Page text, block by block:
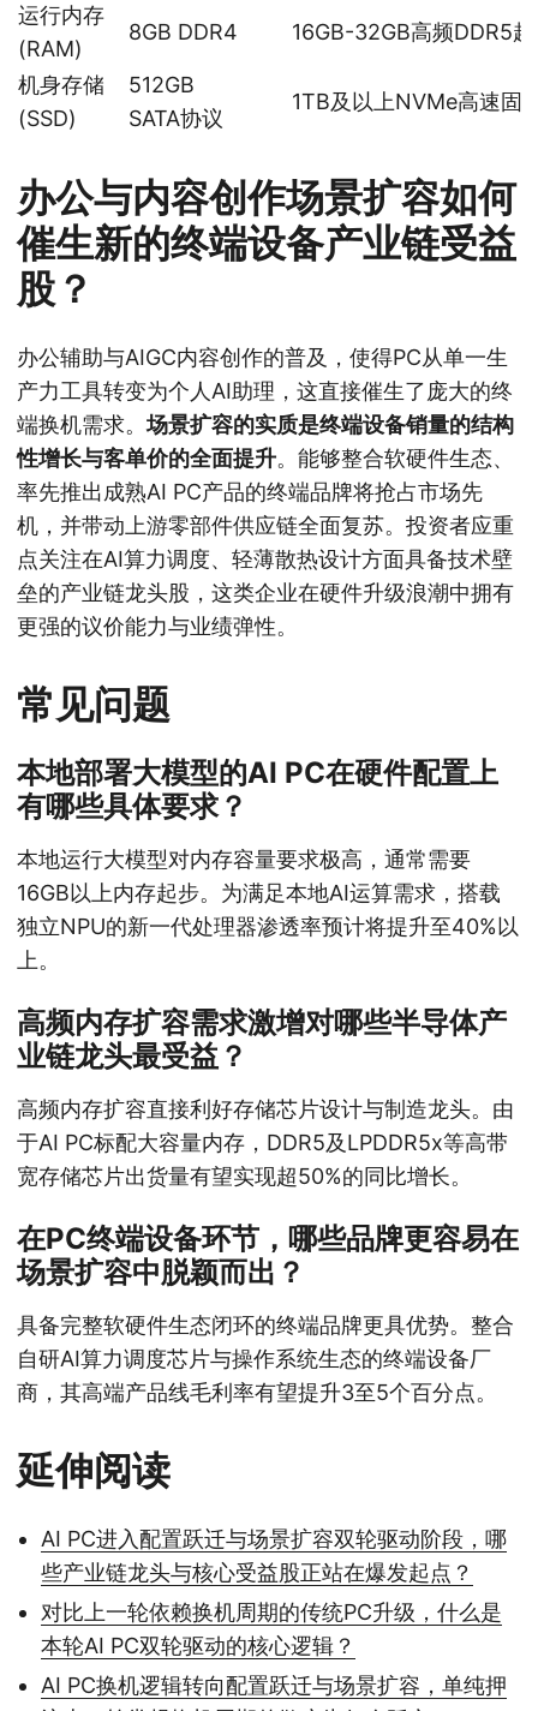
运行内存
(RAM)
8GB DDR4 16GB-32GB高频DDR5
机身存储
(SSD)
512GB
SATA协议
1TB及以上NVMe高速固
办公与内容创作场景扩容如何
催生新的终端设备产业链受益
股？
办公辅助与AIGC内容创作的普及，使得PC从单一生
产力工具转变为个人AI助理，这直接催生了庞大的终
端换机需求。场景扩容的实质是终端设备销量的结构
性增长与客单价的全面提升。能够整合软硬件生态、
率先推出成熟AI PC产品的终端品牌将抢占市场先
机，并带动上游零部件供应链全面复苏。投资者应重
点关注在AI算力调度、轻薄散热设计方面具备技术壁
垒的产业链龙头股，这类企业在硬件升级浪潮中拥有
更强的议价能力与业绩弹性。
常见问题
本地部署大模型的AI PC在硬件配置上
有哪些具体要求？
本地运行大模型对内存容量要求极高，通常需要
16GB以上内存起步。为满足本地AI运算需求，搭载
独立NPU的新一代处理器渗透率预计将提升至40%以
上。
高频内存扩容需求激增对哪些半导体产
业链龙头最受益？
高频内存扩容直接利好存储芯片设计与制造龙头。由
于AI PC标配大容量内存，DDR5及LPDDR5x等高带
宽存储芯片出货量有望实现超50%的同比增长。
在PC终端设备环节，哪些品牌更容易在
场景扩容中脱颖而出？
具备完整软硬件生态闭环的终端品牌更具优势。整合
自研AI算力调度芯片与操作系统生态的终端设备厂
商，其高端产品线毛利率有望提升3至5个百分点。
延伸阅读
AI PC进入配置跃迁与场景扩容双轮驱动阶段，哪
些产业链龙头与核心受益股正站在爆发起点？
对比上一轮依赖换机周期的传统PC升级，什么是
本轮AI PC双轮驱动的核心逻辑？
AI PC换机逻辑转向配置跃迁与场景扩容，单纯押